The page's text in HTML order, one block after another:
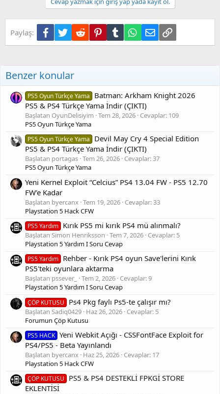
Paylaş: Facebook
TwitterReddit PinterestTumblr WhatsApp
E-postaLink
Benzer konular
PS5 Oyun Türkçe Yama
Batman: Arkham Knight 2026
PS5 & PS4 Türkçe Yama İndir (ÇIKTI)
Başlatan OyunDelisiyim Tem 28, 2026 Cevaplar: 109
PS5 Oyun Türkçe Yama
PS5 Oyun Türkçe Yama
Devil May Cry 4 Special Edition
PS5 & PS4 Türkçe Yama İndir (ÇIKTI)
Başlatan portagas Tem 26, 2026 Cevaplar: 37
PS5 Oyun Türkçe Yama
Yeni Kernel Exploit “Celcius” PS4 13.04 FW - PS5 12.70
FW’e Kadar
Başlatan byercanx Tem 19, 2026 Cevaplar: 33
Playstation 5 Hack CFW
PS5 Yardım Kırık PS5 mi kırık PS4 mü alınmalı?
Başlatan Simon Henriksson Tem 7, 2026 Cevaplar: 5
Playstation 5 Yardım I Soru Cevap
PS5 Yardım Rehber - Kırık PS4 oyun Save'lerini Kırık
PS5'teki oyunlara aktarma
Başlatan pssever_ Tem 2, 2026 Cevaplar: 9
Playstation 5 Yardım I Soru Cevap
ÇÖP KUTUSU Ps4 Pkg faylı Ps5-te çalışır mı?
Başlatan Sadiq0429 Haz 26, 2026 Cevaplar: 5
Forumun Çöp Kutusu
PS5 HACK Yeni Webkit Açığı - CSSFontFace Exploit for
PS4/PS5 - Beta Yayınlandı
Başlatan byercanx Haz 25, 2026 Cevaplar: 17
Playstation 5 Hack CFW
ÇÖP KUTUSU
PS5 & PS4 DESTEKLİ FPKGİ STORE
EKLENTİSİ